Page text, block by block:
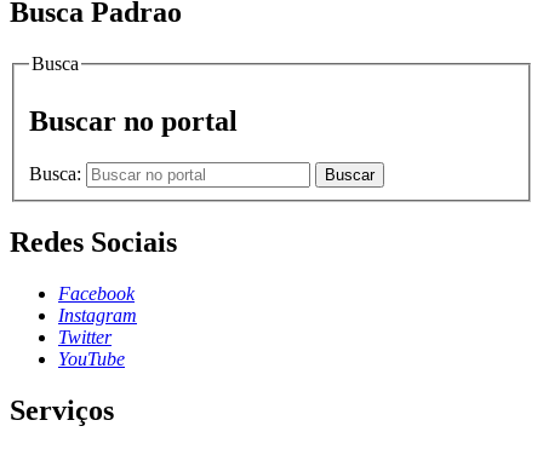
Busca Padrao
Busca
Buscar no portal
Busca: Buscar
Redes Sociais
Facebook
Instagram
Twitter
YouTube
Serviços